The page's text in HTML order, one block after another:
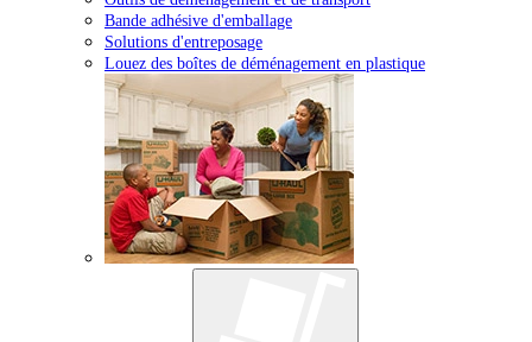
Bande adhésive d'emballage
Solutions d'entreposage
Louez des boîtes de déménagement en plastique